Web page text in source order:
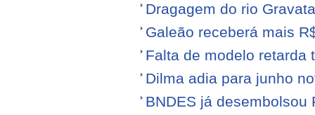
Dragagem do rio
Galeão receberá mais
Falta de modelo retarda
Dilma adia para junho
BNDES já